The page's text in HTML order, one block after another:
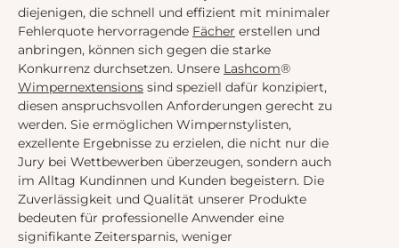
diejenigen, die schnell und effizient mit minimaler
Fehlerquote hervorragende Fächer erstellen und
anbringen, können sich gegen die starke
Konkurrenz durchsetzen. Unsere Lashcom®
Wimpernextensions sind speziell dafür konzipiert,
diesen anspruchsvollen Anforderungen gerecht zu
werden. Sie ermöglichen Wimpernstylisten,
exzellente Ergebnisse zu erzielen, die nicht nur die
Jury bei Wettbewerben überzeugen, sondern auch
im Alltag Kundinnen und Kunden begeistern. Die
Zuverlässigkeit und Qualität unserer Produkte
bedeuten für professionelle Anwender eine
signifikante Zeitersparnis, weniger